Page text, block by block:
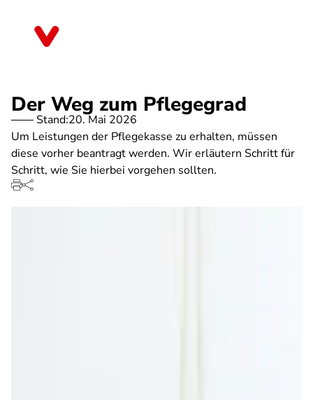
Der Weg zum Pflegegrad
Stand:20. Mai 2026
Um Leistungen der Pflegekasse zu erhalten, müssen
diese vorher beantragt werden. Wir erläutern Schritt für
Schritt, wie Sie hierbei vorgehen sollten.